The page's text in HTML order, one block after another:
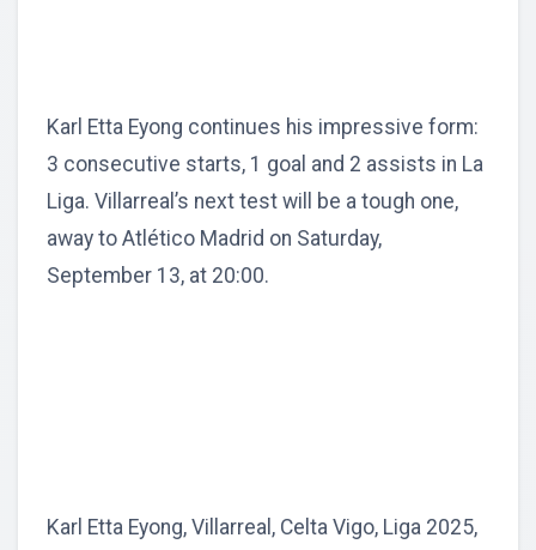
Karl Etta Eyong continues his impressive form:
3 consecutive starts, 1 goal and 2 assists in La
Liga. Villarreal’s next test will be a tough one,
away to Atlético Madrid on Saturday,
September 13, at 20:00.
Karl Etta Eyong, Villarreal, Celta Vigo, Liga 2025,